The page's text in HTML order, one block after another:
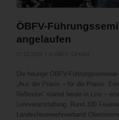
ÖBFV-
angelaufen
Die heurige ÖBFV-
„Aus der Praxis – für die Praxis:
Reflexion“ startet heute in Linz –
Lehrveranstaltung. Rund 100
Landesfeuerwehrverband